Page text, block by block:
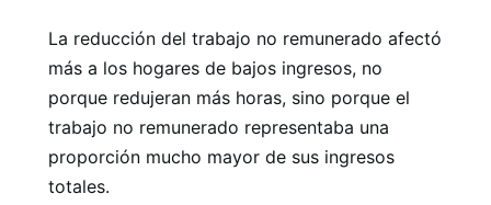
La reducción del trabajo no remunerado afectó
más a los hogares de bajos ingresos, no
porque redujeran más horas, sino porque el
trabajo no remunerado representaba una
proporción mucho mayor de sus ingresos
totales.